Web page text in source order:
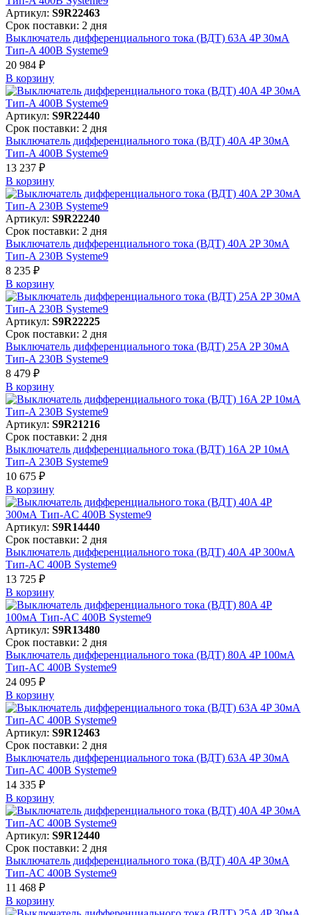
Артикул: S9R22463
Срок поставки: 2 дня
Выключатель дифференциального тока (ВДТ) 63A 4P 30мА
Тип-A 400В Systeme9
20 984 ₽
В корзинy
Артикул: S9R22440
Срок поставки: 2 дня
Выключатель дифференциального тока (ВДТ) 40A 4P 30мА
Тип-A 400В Systeme9
13 237 ₽
В корзинy
Артикул: S9R22240
Срок поставки: 2 дня
Выключатель дифференциального тока (ВДТ) 40A 2P 30мА
Тип-A 230В Systeme9
8 235 ₽
В корзинy
Артикул: S9R22225
Срок поставки: 2 дня
Выключатель дифференциального тока (ВДТ) 25A 2P 30мА
Тип-A 230В Systeme9
8 479 ₽
В корзинy
Артикул: S9R21216
Срок поставки: 2 дня
Выключатель дифференциального тока (ВДТ) 16A 2P 10мА
Тип-A 230В Systeme9
10 675 ₽
В корзинy
Артикул: S9R14440
Срок поставки: 2 дня
Выключатель дифференциального тока (ВДТ) 40A 4P 300мА
Тип-AC 400В Systeme9
13 725 ₽
В корзинy
Артикул: S9R13480
Срок поставки: 2 дня
Выключатель дифференциального тока (ВДТ) 80A 4P 100мА
Тип-AC 400В Systeme9
24 095 ₽
В корзинy
Артикул: S9R12463
Срок поставки: 2 дня
Выключатель дифференциального тока (ВДТ) 63A 4P 30мА
Тип-AC 400В Systeme9
14 335 ₽
В корзинy
Артикул: S9R12440
Срок поставки: 2 дня
Выключатель дифференциального тока (ВДТ) 40A 4P 30мА
Тип-AC 400В Systeme9
11 468 ₽
В корзинy